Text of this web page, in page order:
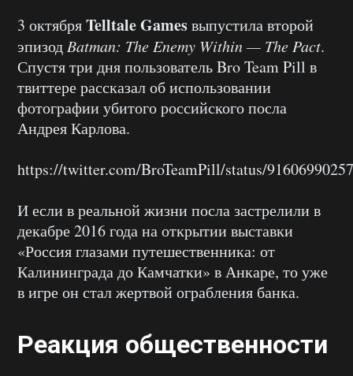
3 октябряTelltale Gamesвыпустила второй
эпизод Batman: The Enemy Within — The Pact.
Спустя три дня пользователь Bro Team Pill в
твиттере рассказал об использовании
фотографии убитого российского посла
Андрея Карлова.
https://twitter.com/BroTeamPill/status/
И если в реальной жизни посла застрелили в
декабре 2016 года на открытии выставки
«Россия глазами путешественника: от
Калининграда до Камчатки» в Анкаре, то уже
в игре он стал жертвой ограбления банка.
Реакция общественности